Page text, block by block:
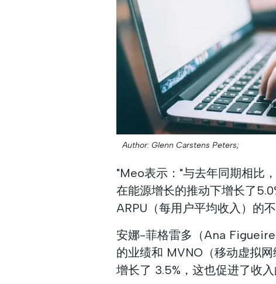
Author: Glenn Carstens Peters;
"Meo表示："与去年同期相比
在能源增长的推动下增长了
ARPU（每用户平均收入）的不
安娜-菲格雷多（Ana
的业绩和 MVNO（移动虚拟
增长了 3.5%，这也促进了收入